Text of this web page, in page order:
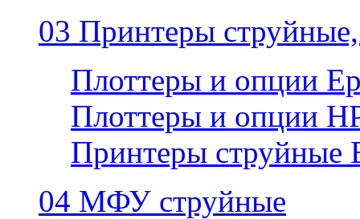
03 Принтеры
Плоттеры и опции
Плоттеры и опции
Принтеры струйные
04 МФУ струйные